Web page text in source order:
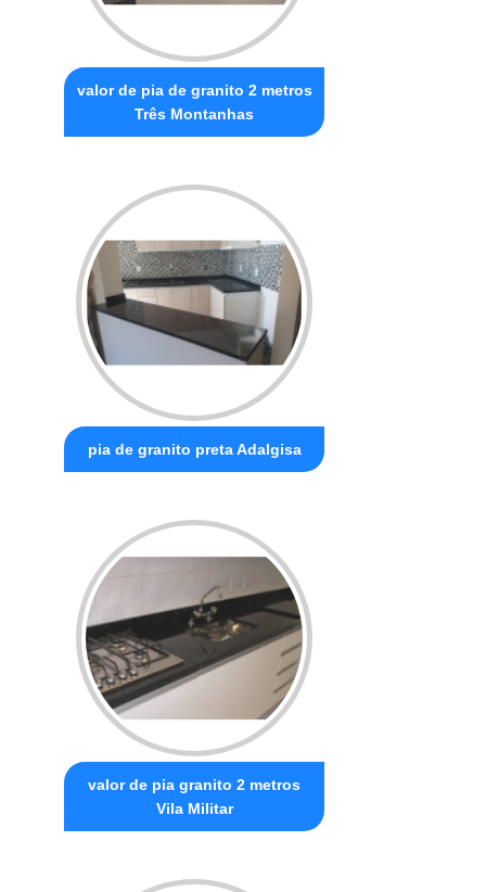
valor de pia de granito 2 metros
Três Montanhas
pia de granito preta Adalgisa
valor de pia granito 2 metros
Vila Militar